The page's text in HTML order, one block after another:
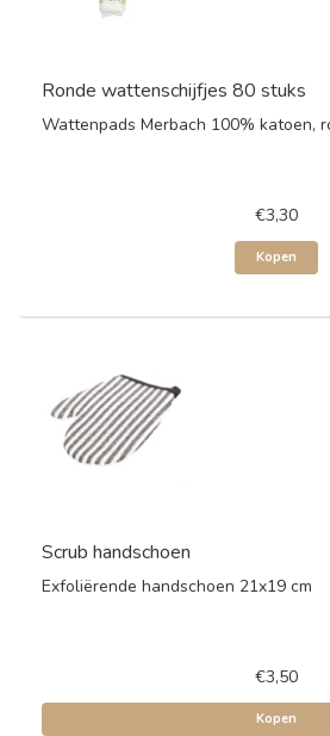
Ronde wattenschijfjes 80 stuks
Wattenpads Merbach 100% katoen,
€3,30
Kopen
Scrub handschoen
Exfoliërende handschoen 21x19 cm
€3,50
Kopen